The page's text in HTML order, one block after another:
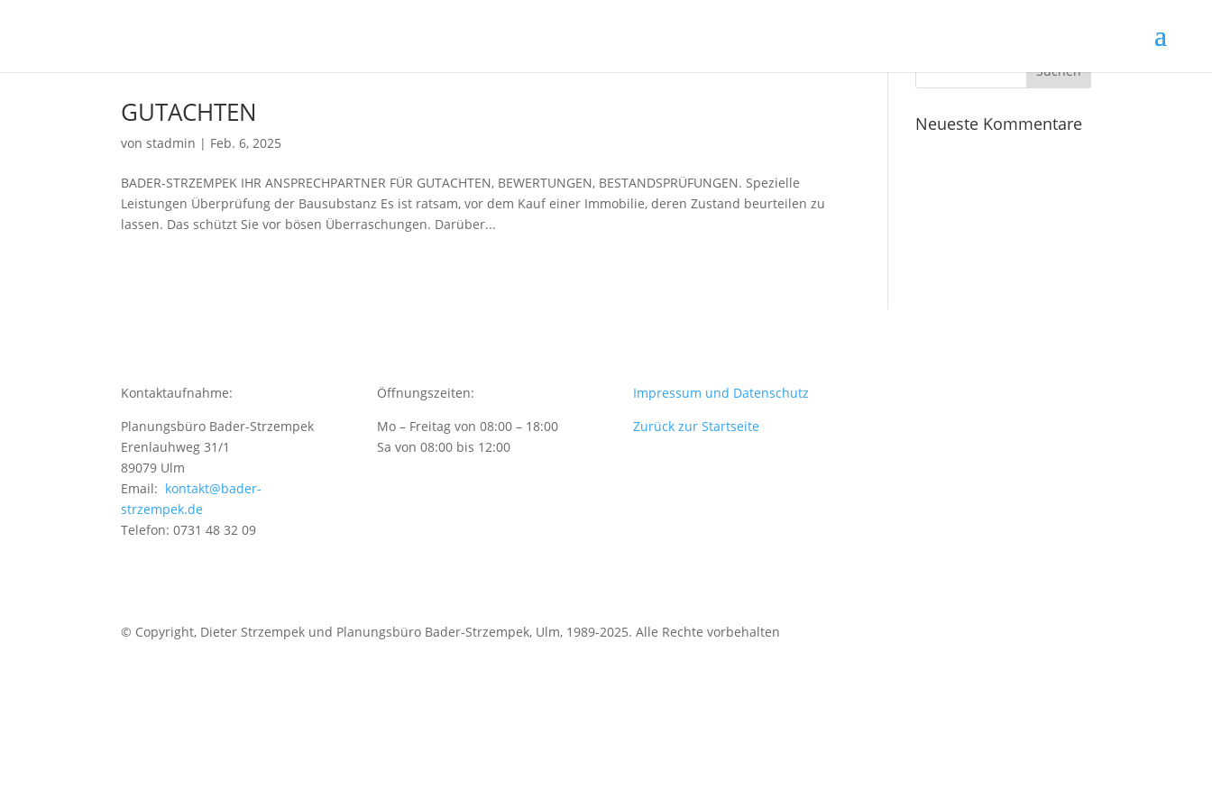
GUTACHTEN
vonstadmin | Feb. 6, 2025
BADER-STRZEMPEK IHR ANSPRECHPARTNER FÜR GUTACHTEN, BEWERTUNGEN, BESTANDSPRÜFUNGEN. Spezielle
Leistungen Überprüfung der Bausubstanz Es ist ratsam, vor dem Kauf einer Immobilie, deren Zustand beurteilen zu
lassen. Das schützt Sie vor bösen Überraschungen. Darüber...
Neueste Kommentare
Kontaktaufnahme:
Planungsbüro Bader-Strzempek
Erenlauhweg 31/1
89079 Ulm
Email: kontakt@bader-
strzempek.de
Telefon: 0731 48 32 09
Öffnungszeiten:
Mo – Freitag von 08:00 – 18:00
Sa von 08:00 bis 12:00
Impressum und Datenschutz
Zurück zur Startseite
© Copyright, Dieter Strzempek und Planungsbüro Bader-Strzempek, Ulm, 1989-2025. Alle Rechte vorbehalten